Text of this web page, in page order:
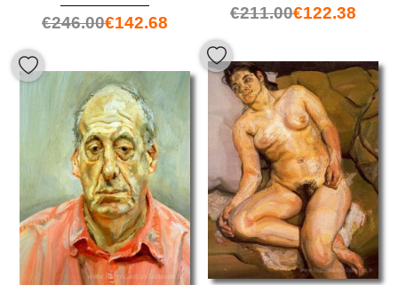
€246.00€142.68
€211.00€122.38